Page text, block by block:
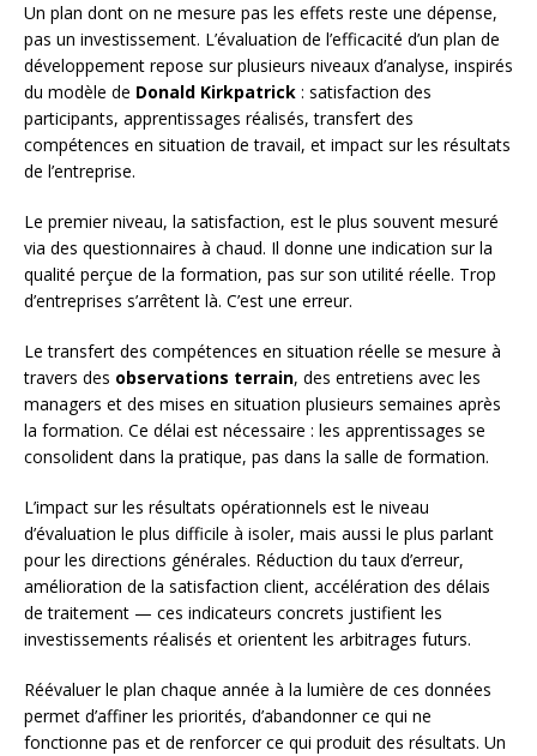
Un plan dont on ne mesure pas les effets reste une dépense,
pas un investissement. L’évaluation de l’efficacité d’un plan de
développement repose sur plusieurs niveaux d’analyse, inspirés
du modèle de Donald Kirkpatrick : satisfaction des
participants, apprentissages réalisés, transfert des
compétences en situation de travail, et impact sur les résultats
de l’entreprise.
Le premier niveau, la satisfaction, est le plus souvent mesuré
via des questionnaires à chaud. Il donne une indication sur la
qualité perçue de la formation, pas sur son utilité réelle. Trop
d’entreprises s’arrêtent là. C’est une erreur.
Le transfert des compétences en situation réelle se mesure à
travers des observations terrain, des entretiens avec les
managers et des mises en situation plusieurs semaines après
la formation. Ce délai est nécessaire : les apprentissages se
consolident dans la pratique, pas dans la salle de formation.
L’impact sur les résultats opérationnels est le niveau
d’évaluation le plus difficile à isoler, mais aussi le plus parlant
pour les directions générales. Réduction du taux d’erreur,
amélioration de la satisfaction client, accélération des délais
de traitement — ces indicateurs concrets justifient les
investissements réalisés et orientent les arbitrages futurs.
Réévaluer le plan chaque année à la lumière de ces données
permet d’affiner les priorités, d’abandonner ce qui ne
fonctionne pas et de renforcer ce qui produit des résultats. Un